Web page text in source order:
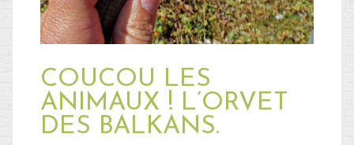
Blog
Non classé
Connexion
COUCOU LES
ANIMAUX ! L’ORVET
DES BALKANS.